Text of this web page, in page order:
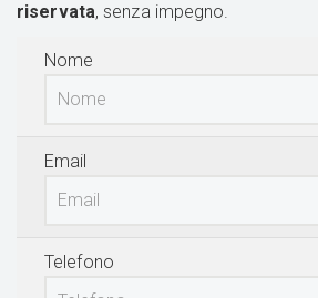
riservata, senza impegno.
Nome
Email
Telefono